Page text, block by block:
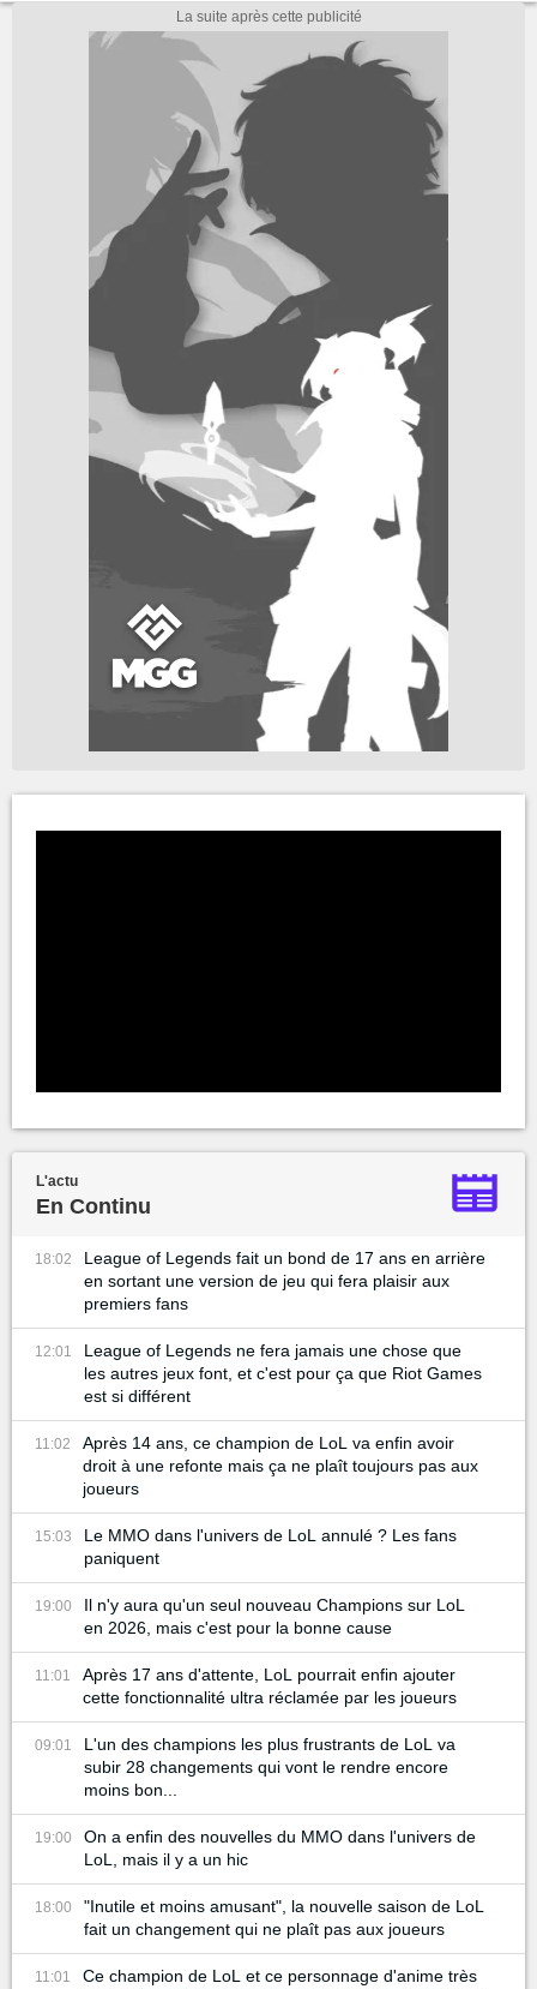
L'actu
En Continu
18:02
League of Legends fait un bond de 17 ans en arrière
en sortant une version de jeu qui fera plaisir aux
premiers fans
12:01
League of Legends ne fera jamais une chose que
les autres jeux font, et c'est pour ça que Riot Games
est si différent
11:02
Après 14 ans, ce champion de LoL va enfin avoir
droit à une refonte mais ça ne plaît toujours pas aux
joueurs
15:03
Le MMO dans l'univers de LoL annulé ? Les fans
paniquent
19:00
Il n'y aura qu'un seul nouveau Champions sur LoL
en 2026, mais c'est pour la bonne cause
11:01
Après 17 ans d'attente, LoL pourrait enfin ajouter
cette fonctionnalité ultra réclamée par les joueurs
09:01
L'un des champions les plus frustrants de LoL va
subir 28 changements qui vont le rendre encore
moins bon...
19:00
On a enfin des nouvelles du MMO dans l'univers de
LoL, mais il y a un hic
18:00
"Inutile et moins amusant", la nouvelle saison de LoL
fait un changement qui ne plaît pas aux joueurs
11:01
Ce champion de LoL et ce personnage d'anime très